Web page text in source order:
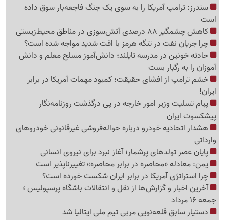
سندرز: ترامپ آمریکا را به سوی یک جنگ فاجعه‌بار سوق داده
است
کاهش چشمگیر 88 درصدی آتش‌سوزی در مناطق محیط‌زیستی
چرا جریان نفت در تنگه هرمز با افت شدید مواجه شده است؟
حادثه خونین در مدرسه تایلند؛ دانش‌آموز مسلح معلم و دانش
آموزان را به رگبار بست
خشم ترامپ از افشای حقیقت؛ کمبود مهمات آمریکا در برابر
ایران!
پیام تسلیت وزیر امور خارجه در پی درگذشت روزنامه‌نگار
پیشکسوت ایران
هشدار اتحادیه خودرو درباره حواله‌فروشی غیرقانونی خودروهای
وارداتی
پایان عصر تولدهای پرشمار؛ آغاز نبرد برای نیروی انسانی
یمن: معادله «محاصره در برابر محاصره» تغییرناپذیر است
چرا استراتژی آمریکا در برابر ایران شکست خورده است؟
آخرین اخبار و گزارش‌ها از نقل و انتقالات باشگاه پرسپولیس ؛
جمعه 16 مرداد
دستیار سابق قلعه‌نویی مربی تیم ملی ایتالیا شد